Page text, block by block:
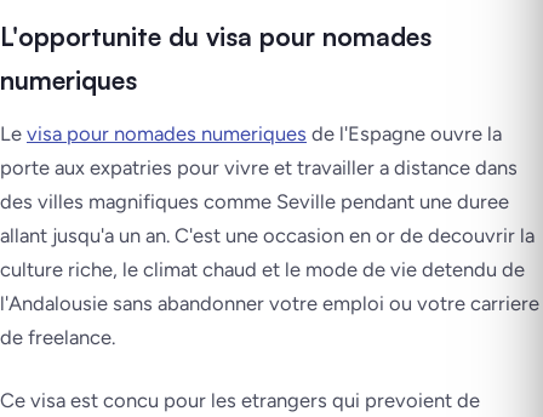
L'opportunite du visa pour nomades
numeriques
Le visa pour nomades numeriques de l'Espagne ouvre la
porte aux expatries pour vivre et travailler a distance dans
des villes magnifiques comme Seville pendant une duree
allant jusqu'a un an. C'est une occasion en or de decouvrir la
culture riche, le climat chaud et le mode de vie detendu de
l'Andalousie sans abandonner votre emploi ou votre carriere
de freelance.
Ce visa est concu pour les etrangers qui prevoient de